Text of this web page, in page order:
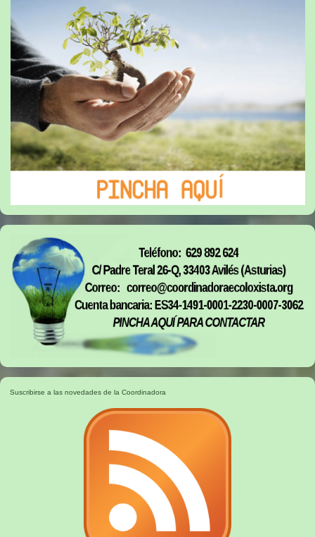
Suscribirse a las novedades de la Coordinadora